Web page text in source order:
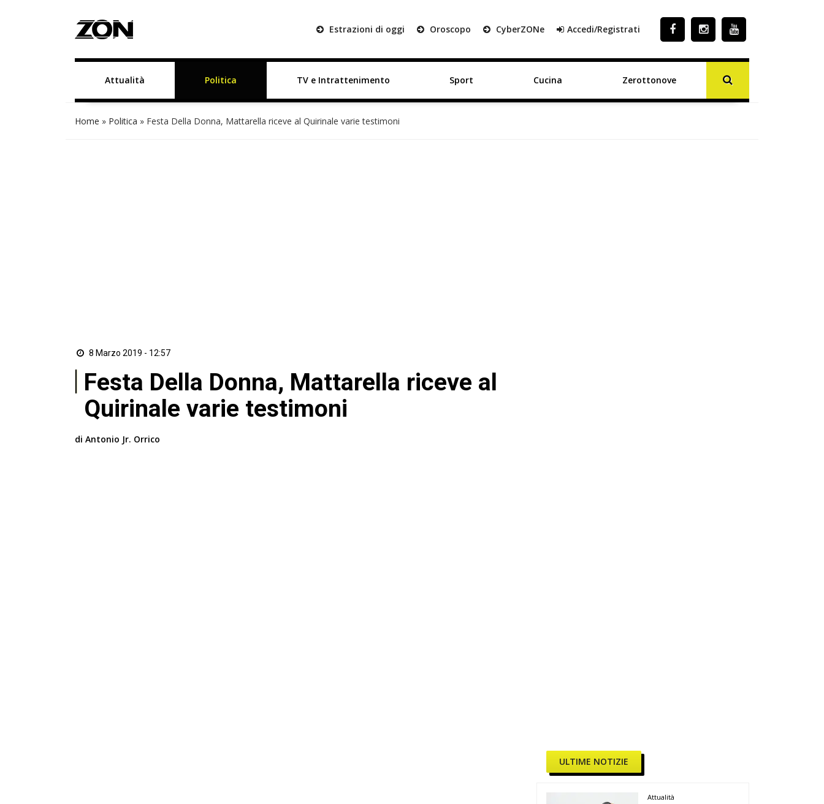
Estrazioni di oggi Oroscopo CyberZONe Accedi/Registrati
Attualità Politica TV e Intrattenimento Sport Cucina Zerottonove
Home » Politica » Festa Della Donna, Mattarella riceve al Quirinale varie testimoni
8 Marzo 2019 - 12:57
Festa Della Donna, Mattarella riceve al
Quirinale varie testimoni
di Antonio Jr. Orrico
ULTIME NOTIZIE
Attualità